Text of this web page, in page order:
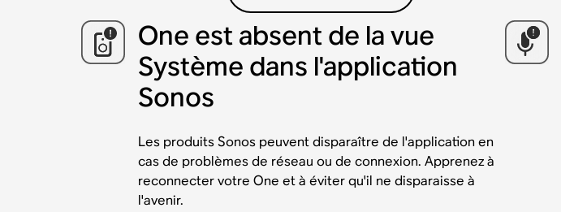
One est absent de la vue
Système dans l'application
Sonos
Les produits Sonos peuvent disparaître de l'application en
cas de problèmes de réseau ou de connexion. Apprenez à
reconnecter votre One et à éviter qu'il ne disparaisse à
l'avenir.